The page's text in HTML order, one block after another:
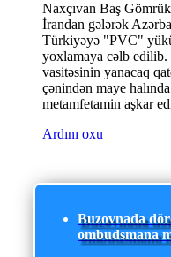
Naxçıvan Baş
İrandan gələrək
Türkiyəyə "PVC" yükü
yoxlamaya cəlb
vasitəsinin yanacaq
çənindən maye
metamfetamin aşkar
Ardını oxu
Buzovnada
ombudsmana